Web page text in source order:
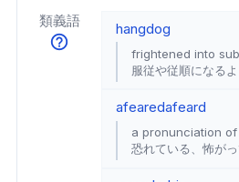
類義語 hangdog
frightened into
服従や従順になる
afearedafeard
a pronunciation
恐れている、怖が